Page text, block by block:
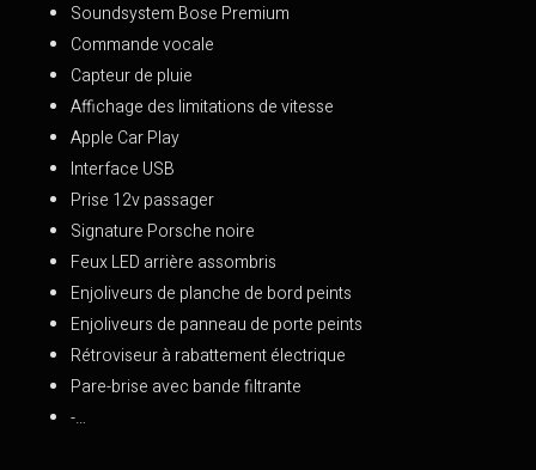
Soundsystem Bose Premium
Commande vocale
Capteur de pluie
Affichage des limitations de vitesse
Apple Car Play
Interface USB
Prise 12v passager
Signature Porsche noire
Feux LED arrière assombris
Enjoliveurs de planche de bord peints
Enjoliveurs de panneau de porte peints
Rétroviseur à rabattement électrique
Pare-brise avec bande filtrante
-…